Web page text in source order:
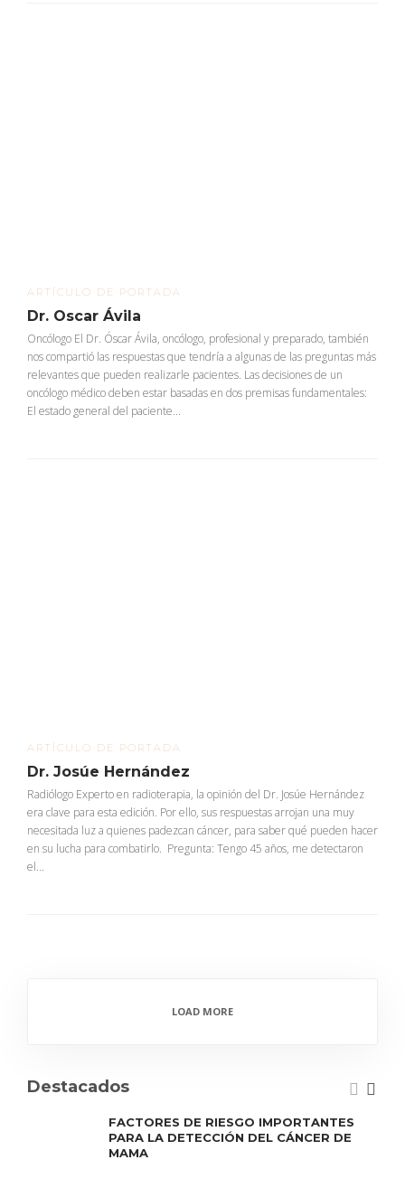
ARTÍCULO DE PORTADA
Dr. Oscar Ávila
Oncólogo El Dr. Óscar Ávila, oncólogo, profesional y preparado, también
nos compartió las respuestas que tendría a algunas de las preguntas más
relevantes que pueden realizarle pacientes. Las decisiones de un
oncólogo médico deben estar basadas en dos premisas fundamentales:
El estado general del paciente...
ARTÍCULO DE PORTADA
Dr. Josúe Hernández
Radiólogo Experto en radioterapia, la opinión del Dr. Josúe Hernández
era clave para esta edición. Por ello, sus respuestas arrojan una muy
necesitada luz a quienes padezcan cáncer, para saber qué pueden hacer
en su lucha para combatirlo. Pregunta: Tengo 45 años, me detectaron
el...
LOAD MORE
Destacados
FACTORES DE RIESGO IMPORTANTES
PARA LA DETECCIÓN DEL CÁNCER DE
MAMA